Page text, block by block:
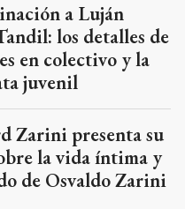
a Luján
los detalles de
en colectivo y la
juvenil
Zarini presenta su
la vida íntima y
de Osvaldo Zarini